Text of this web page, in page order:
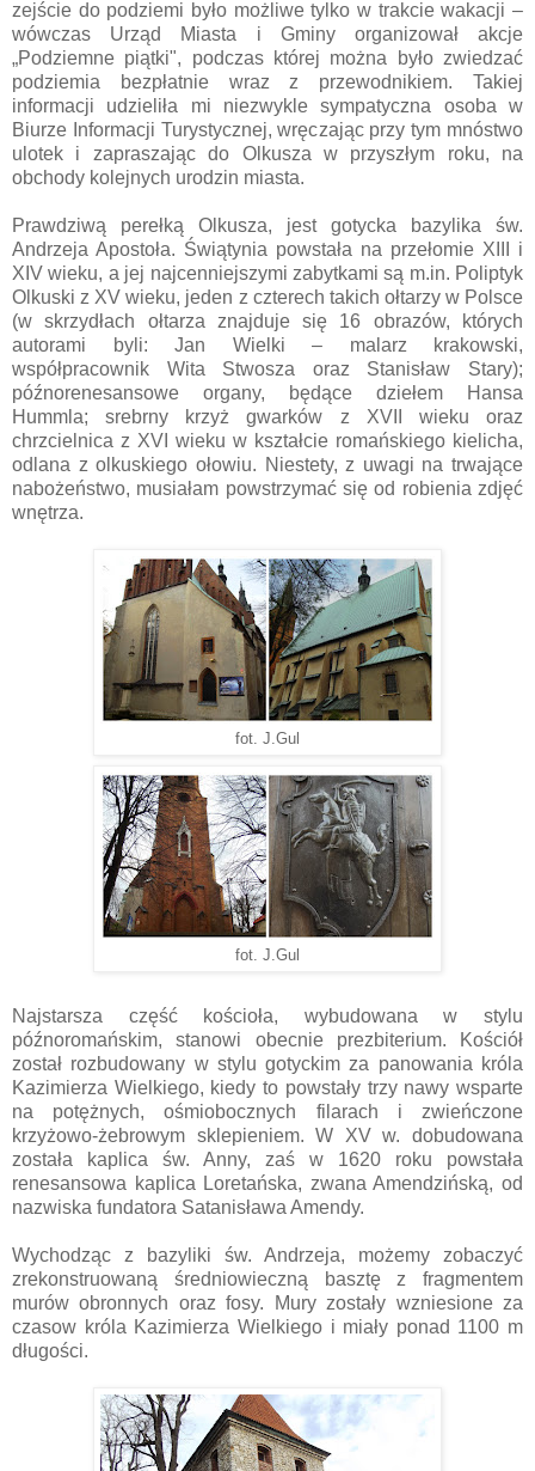
zejście do podziemi było możliwe tylko w trakcie wakacji –
wówczas Urząd Miasta i Gminy organizował akcje
„Podziemne piątki", podczas której można było zwiedzać
podziemia bezpłatnie wraz z przewodnikiem. Takiej
informacji udzieliła mi niezwykle sympatyczna osoba w
Biurze Informacji Turystycznej, wręczając przy tym mnóstwo
ulotek i zapraszając do Olkusza w przyszłym roku, na
obchody kolejnych urodzin miasta.
Prawdziwą perełką Olkusza, jest gotycka bazylika św.
Andrzeja Apostoła. Świątynia powstała na przełomie XIII i
XIV wieku, a jej najcenniejszymi zabytkami są m.in. Poliptyk
Olkuski z XV wieku, jeden z czterech takich ołtarzy w Polsce
(w skrzydłach ołtarza znajduje się 16 obrazów, których
autorami byli: Jan Wielki – malarz krakowski,
współpracownik Wita Stwosza oraz Stanisław Stary);
późnorenesansowe organy, będące dziełem Hansa
Hummla; srebrny krzyż gwarków z XVII wieku oraz
chrzcielnica z XVI wieku w kształcie romańskiego kielicha,
odlana z olkuskiego ołowiu. Niestety, z uwagi na trwające
nabożeństwo, musiałam powstrzymać się od robienia zdjęć
wnętrza.
fot. J.Gul
fot. J.Gul
Najstarsza część kościoła, wybudowana w stylu
późnoromańskim, stanowi obecnie prezbiterium. Kościół
został rozbudowany w stylu gotyckim za panowania króla
Kazimierza Wielkiego, kiedy to powstały trzy nawy wsparte
na potężnych, ośmiobocznych filarach i zwieńczone
krzyżowo-żebrowym sklepieniem. W XV w. dobudowana
została kaplica św. Anny, zaś w 1620 roku powstała
renesansowa kaplica Loretańska, zwana Amendzińską, od
nazwiska fundatora Satanisława Amendy.
Wychodząc z bazyliki św. Andrzeja, możemy zobaczyć
zrekonstruowaną średniowieczną basztę z fragmentem
murów obronnych oraz fosy. Mury zostały wzniesione za
czasow króla Kazimierza Wielkiego i miały ponad 1100 m
długości.